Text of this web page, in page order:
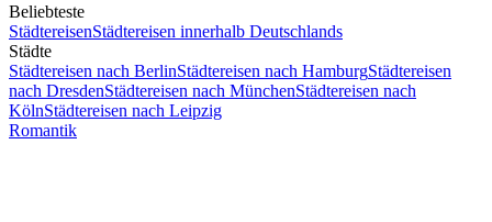
Beliebteste
StädtereisenStädtereisen innerhalb Deutschlands
Städte
Städtereisen nach BerlinStädtereisen nach HamburgStädtereisen
nach DresdenStädtereisen nach MünchenStädtereisen nach
KölnStädtereisen nach Leipzig
Romantik